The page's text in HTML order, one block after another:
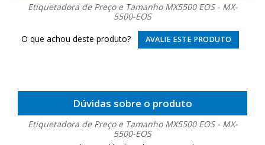
Etiquetadora de Preço e Tamanho MX5500 EOS - MX-
5500-EOS
O que achou deste produto?
AVALIE ESTE PRODUTO
Dúvidas sobre o produto
Etiquetadora de Preço e Tamanho MX5500 EOS - MX-
5500-EOS